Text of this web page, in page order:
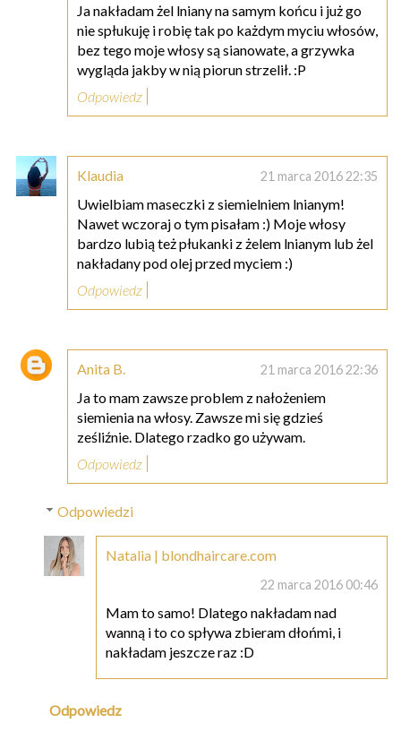
Ja nakładam żel lniany na samym końcu i już go
nie spłukuję i robię tak po każdym myciu włosów,
bez tego moje włosy są sianowate, a grzywka
wygląda jakby w nią piorun strzelił. :P
Odpowiedz
Klaudia 21 marca 2016 22:35
Uwielbiam maseczki z siemielniem lnianym!
Nawet wczoraj o tym pisałam :) Moje włosy
bardzo lubią też płukanki z żelem lnianym lub żel
nakładany pod olej przed myciem :)
Odpowiedz
Anita B. 21 marca 2016 22:36
Ja to mam zawsze problem z nałożeniem
siemienia na włosy. Zawsze mi się gdzieś
ześliźnie. Dlatego rzadko go używam.
Odpowiedz
Odpowiedzi
Natalia | blondhaircare.com
22 marca 2016 00:46
Mam to samo! Dlatego nakładam nad
wanną i to co spływa zbieram dłońmi, i
nakładam jeszcze raz :D
Odpowiedz